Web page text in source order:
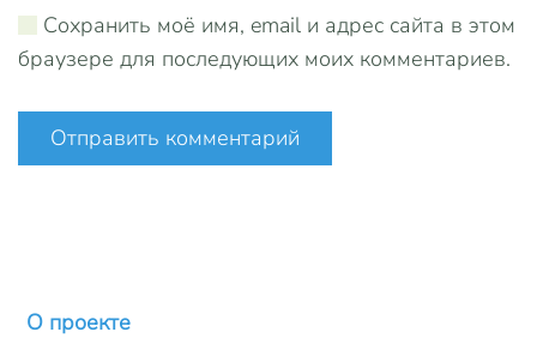
Сохранить моё имя, email и адрес сайта в этом
браузере для последующих моих комментариев.
Отправить комментарий
О проекте